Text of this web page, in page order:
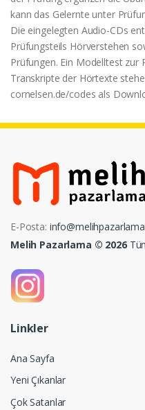
kann das Gelernte unter
Die eingelegten Audio-CDs
Prüfungsteils Hörverstehen
Prüfungen. Ein Modelltest zur
Transkripte der Hörtexte
cornelsen.de/codes als
E-Posta:
Melih Pazarlama © 2026
Linkler
Ana Sayfa
Yeni Çıkanlar
Çok Satanlar